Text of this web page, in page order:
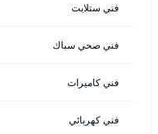
فني ستلايت
فني صحي سباك
فني كاميرات
فني كهربائي